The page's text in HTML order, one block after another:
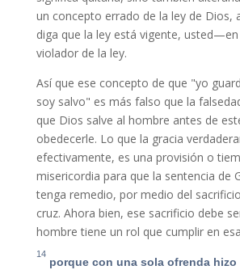
un concepto errado de la ley de Dios,
diga que la ley está vigente,
violador de la ley.
Así que ese concepto de que "yo
soy salvo" es más falso que la
que Dios salve al hombre antes de
obedecerle. Lo que la gracia
efectivamente, es una provisión o
misericordia para que la sentencia de
tenga remedio, por medio del
cruz. Ahora bien, ese sacrificio debe
hombre tiene un rol que cumplir en
14
porque con una sola ofrenda